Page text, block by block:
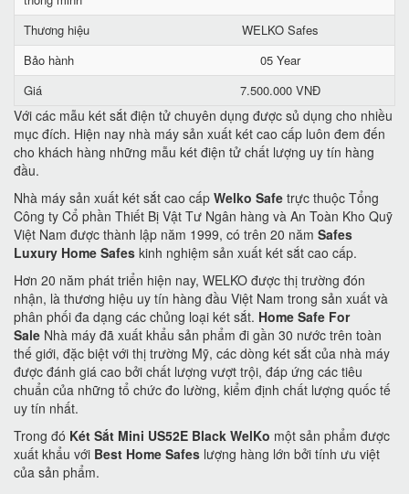
Thương hiệu
WELKO Safes
Bảo hành
05 Year
Giá
7.500.000 VNĐ
Với các mẫu két sắt điện tử chuyên dụng được sủ dụng cho nhiều
mục đích. Hiện nay nhà máy sản xuất két cao cấp luôn đem đến
cho khách hàng những mẫu két điện tử chất lượng uy tín hàng
đầu.
Nhà máy sản xuất két sắt cao cấp Welko Safe trực thuộc Tổng
Công ty Cổ phần Thiết Bị Vật Tư Ngân hàng và An Toàn Kho Quỹ
Việt Nam được thành lập năm 1999, có trên 20 năm Safes
Luxury Home Safes kinh nghiệm sản xuất két sắt cao cấp.
Hơn 20 năm phát triển hiện nay, WELKO được thị trường đón
nhận, là thương hiệu uy tín hàng đầu Việt Nam trong sản xuất và
phân phối đa dạng các chủng loại két sắt. Home Safe For
Sale Nhà máy đã xuất khẩu sản phẩm đi gần 30 nước trên toàn
thế giới, đặc biệt với thị trường Mỹ, các dòng két sắt của nhà máy
được đánh giá cao bởi chất lượng vượt trội, đáp ứng các tiêu
chuẩn của những tổ chức đo lường, kiểm định chất lượng quốc tế
uy tín nhất.
Trong đó Két Sắt Mini US52E Black WelKo một sản phẩm được
xuất khẩu với Best Home Safes lượng hàng lớn bởi tính ưu việt
của sản phẩm.